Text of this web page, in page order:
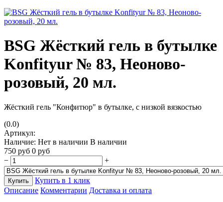
BSG Жёсткий гель в бутылке
Konfityur № 83, Неоново-
розовый, 20 мл.
Жёсткий гель "Конфитюр" в бутылке, с низкой вязкостью
(0.0)
Артикул:
Наличие: Нет в наличии В наличии
750 руб 0 руб
−
+
Купить
Купить в 1 клик
Описание Комментарии Доставка и оплата